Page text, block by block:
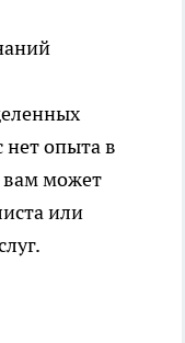
нет опыта в
вам может
или